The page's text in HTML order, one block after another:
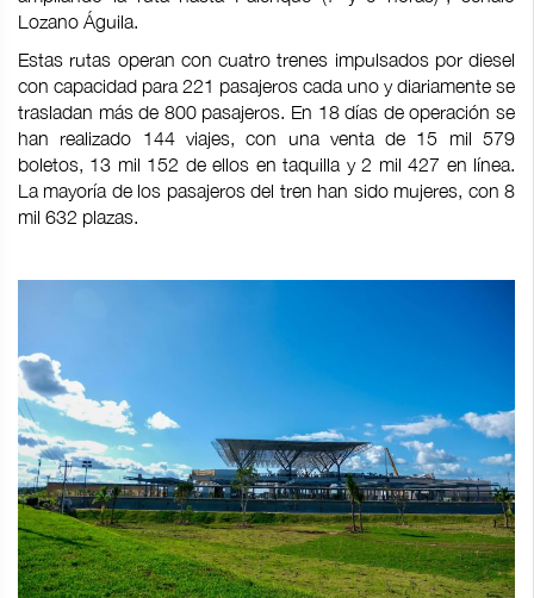
Lozano Águila.
Estas rutas operan con cuatro trenes impulsados por diesel
con capacidad para 221 pasajeros cada uno y diariamente se
trasladan más de 800 pasajeros. En 18 días de operación se
han realizado 144 viajes, con una venta de 15 mil 579
boletos, 13 mil 152 de ellos en taquilla y 2 mil 427 en línea.
La mayoría de los pasajeros del tren han sido mujeres, con 8
mil 632 plazas.